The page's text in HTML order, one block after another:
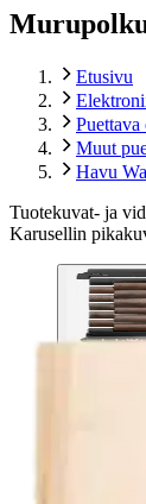
Etusivu
Muut
Havu
Tuotekuvat- ja
Karusellin